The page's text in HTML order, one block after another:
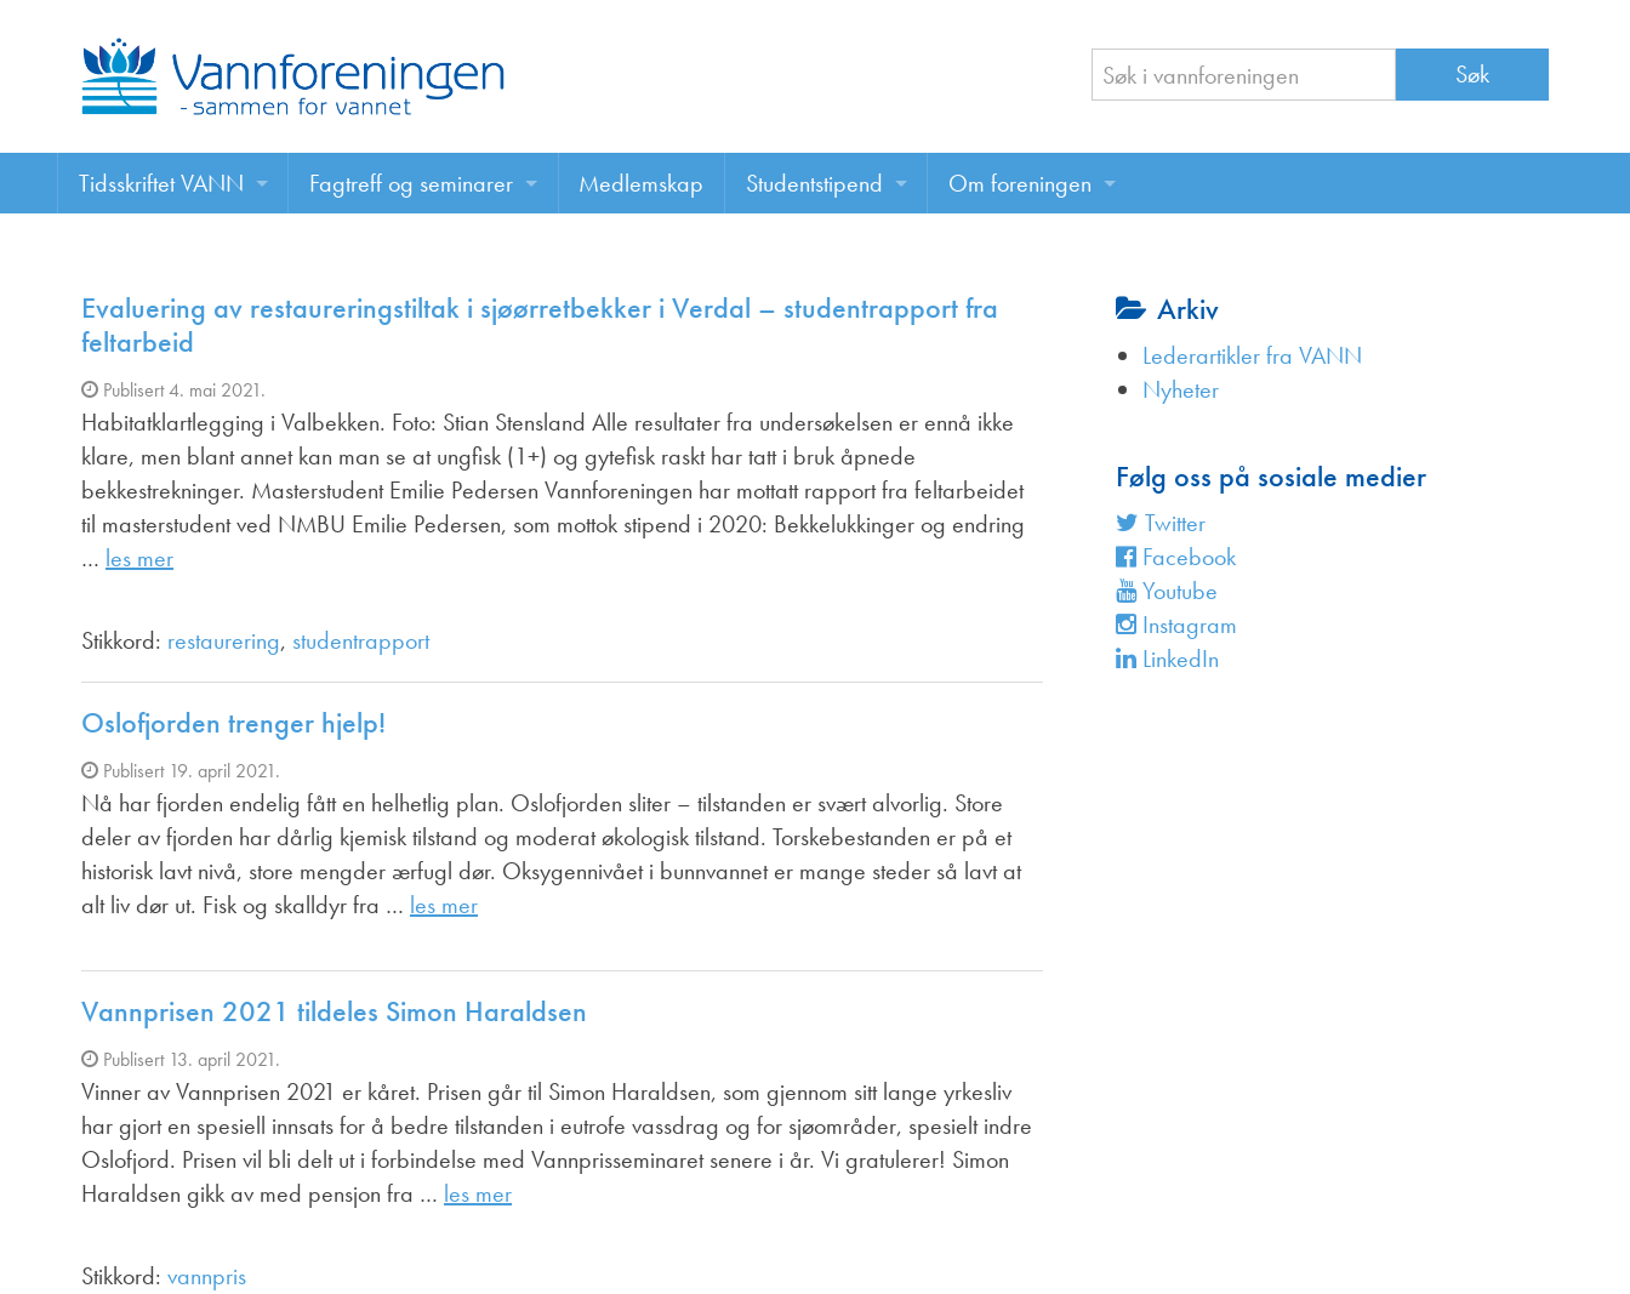
Tidsskriftet VANN
Les VANN digitalt her
Retningslinjer for skriving i VANN
Annonsering
Annonsører
Fagtreff og seminarer
Foredrag
Medlemskap
Studentstipend
Studentrapporter
Om foreningen
About us
Styret
Komiteer
Juniorvannprisen
Evaluering av restaureringstiltak i sjøørretbekker i Verdal – studentrapport fra
feltarbeid
Publisert 4. mai 2021.
Habitatklartlegging i Valbekken. Foto: Stian Stensland Alle resultater fra undersøkelsen er ennå ikke
klare, men blant annet kan man se at ungfisk (1+) og gytefisk raskt har tatt i bruk åpnede
bekkestrekninger. Masterstudent Emilie Pedersen Vannforeningen har mottatt rapport fra feltarbeidet
til masterstudent ved NMBU Emilie Pedersen, som mottok stipend i 2020: Bekkelukkinger og endring
… les mer
Stikkord: restaurering, studentrapport
Oslofjorden trenger hjelp!
Publisert 19. april 2021.
Nå har fjorden endelig fått en helhetlig plan. Oslofjorden sliter – tilstanden er svært alvorlig. Store
deler av fjorden har dårlig kjemisk tilstand og moderat økologisk tilstand. Torskebestanden er på et
historisk lavt nivå, store mengder ærfugl dør. Oksygennivået i bunnvannet er mange steder så lavt at
alt liv dør ut. Fisk og skalldyr fra … les mer
Vannprisen 2021 tildeles Simon Haraldsen
Publisert 13. april 2021.
Vinner av Vannprisen 2021 er kåret. Prisen går til Simon Haraldsen, som gjennom sitt lange yrkesliv
har gjort en spesiell innsats for å bedre tilstanden i eutrofe vassdrag og for sjøområder, spesielt indre
Oslofjord. Prisen vil bli delt ut i forbindelse med Vannprisseminaret senere i år. Vi gratulerer! Simon
Haraldsen gikk av med pensjon fra … les mer
Stikkord: vannpris
Arkiv
Lederartikler fra VANN
Nyheter
Følg oss på sosiale medier
Twitter
Facebook
Youtube
Instagram
LinkedIn